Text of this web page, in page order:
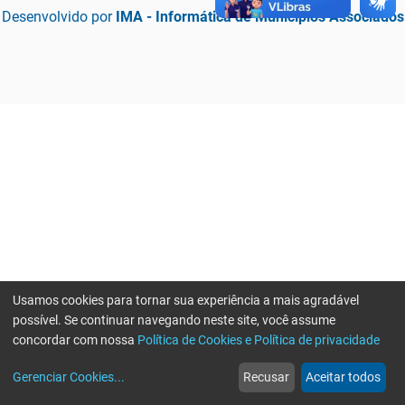
Desenvolvido por IMA - Informática de Municípios Associados
web
Notícias
more_horiz
Mais
Usamos cookies para tornar sua experiência a mais agradável
possível. Se continuar navegando neste site, você assume
concordar com nossa Política de Cookies e Política de privacidade
Gerenciar Cookies... Recusar Aceitar todos
Erro ao enviar informações, por favor tente novamente